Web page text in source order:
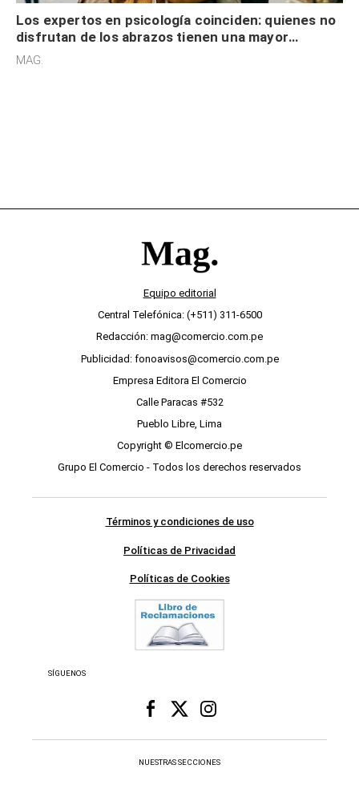
Los expertos en psicología coinciden: quienes no
disfrutan de los abrazos tienen una mayor
sensibilidad a los estímulos físicos y no es por
MAG.
Equipo editorial
Central Telefónica: (+511) 311-6500
Redacción: mag@comercio.com.pe
Publicidad: fonoavisos@comercio.com.pe
Empresa Editora El Comercio
Calle Paracas #532
Pueblo Libre, Lima
Copyright © Elcomercio.pe
Grupo El Comercio - Todos los derechos reservados
Términos y condiciones de uso
Políticas de Privacidad
Políticas de Cookies
SÍGUENOS
NUESTRAS SECCIONES